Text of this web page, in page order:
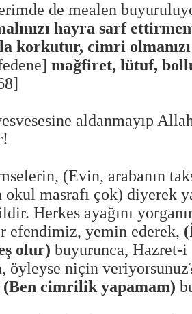
de mealen
hayra sarf
korkutur, cimri
mağfiret, lütuf,
aldanmayıp
(Evin, arabanın
okul masrafı çok) diyerek
Herkes ayağını
efendimiz, yemin ederek,
olur)buyurunca, Hazret-i
öyleyse niçin
(Ben cimrilik yapamam)